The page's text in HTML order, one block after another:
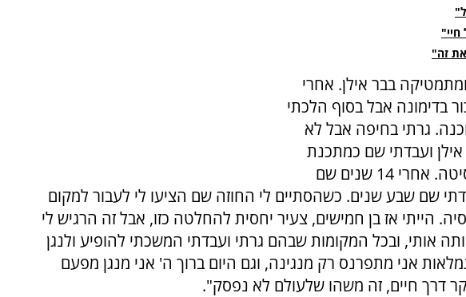
זה"
בבר אילן. אחרי
בדימונה אבל בסוף הלכתי
גרתי בחיפה אבל לא
ועבדתי שם כמתכנת
במרכז המחשבים של האוניברסיטה. אחרי 14 שנים שם
שם שבע שנים. כשהסתיים לי החוזה שם הציעו לי לעבור למקום
הייתי אז בן חמישים, צעיר יחסית להחלטה כזו, אבל זה הרגיש לי
אותי, ובכל המקומות שבהם גרתי ועבדתי המשכתי להופיע ולנגן
אני מתפרנס רק מנגינה, וגם היום ברוך ה' אני מנגן מפעם
דרך חיים, זה משהו שלעולם לא נפסק".